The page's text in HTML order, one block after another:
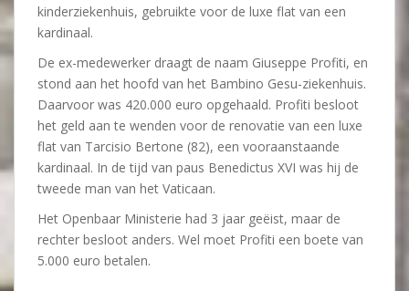
kinderziekenhuis, gebruikte voor de luxe flat van een
kardinaal.
De ex-medewerker draagt de naam Giuseppe Profiti, en
stond aan het hoofd van het Bambino Gesu-ziekenhuis.
Daarvoor was 420.000 euro opgehaald. Profiti besloot
het geld aan te wenden voor de renovatie van een luxe
flat van Tarcisio Bertone (82), een vooraanstaande
kardinaal. In de tijd van paus Benedictus XVI was hij de
tweede man van het Vaticaan.
Het Openbaar Ministerie had 3 jaar geëist, maar de
rechter besloot anders. Wel moet Profiti een boete van
5.000 euro betalen.